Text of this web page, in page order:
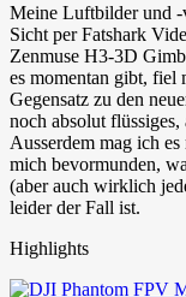
Meine Luftbilder und -
Sicht per Fatshark
Zenmuse H3-3D
es momentan gibt, fiel
Gegensatz zu den
noch absolut
Ausserdem mag ich
mich bevormunden,
(aber auch wirklich
leider der Fall ist.
Highlights